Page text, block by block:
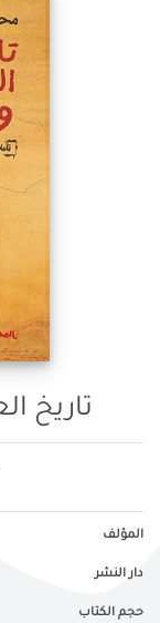
تاريخ
المؤلف
دار النشر
حجم الكتاب